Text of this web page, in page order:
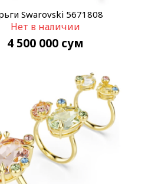
Swarovski 5671808
Нет в наличии
4 500 000 сум